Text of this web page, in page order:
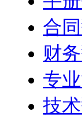
合
财
专
技